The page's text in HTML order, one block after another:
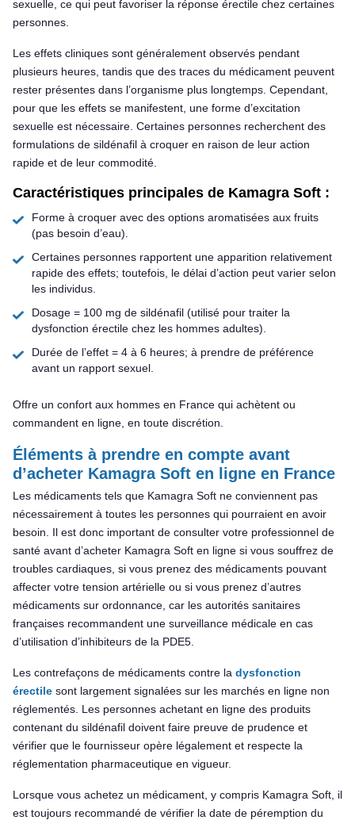
sexuelle, ce qui peut favoriser la réponse érectile chez certaines
personnes.
Les effets cliniques sont généralement observés pendant
plusieurs heures, tandis que des traces du médicament peuvent
rester présentes dans l’organisme plus longtemps. Cependant,
pour que les effets se manifestent, une forme d’excitation
sexuelle est nécessaire. Certaines personnes recherchent des
formulations de sildénafil à croquer en raison de leur action
rapide et de leur commodité.
Caractéristiques principales de Kamagra Soft :
Forme à croquer avec des options aromatisées aux fruits
(pas besoin d’eau).
Certaines personnes rapportent une apparition relativement
rapide des effets; toutefois, le délai d’action peut varier selon
les individus.
Dosage = 100 mg de sildénafil (utilisé pour traiter la
dysfonction érectile chez les hommes adultes).
Durée de l’effet = 4 à 6 heures; à prendre de préférence
avant un rapport sexuel.
Offre un confort aux hommes en France qui achètent ou
commandent en ligne, en toute discrétion.
Éléments à prendre en compte avant
d’acheter Kamagra Soft en ligne en France
Les médicaments tels que Kamagra Soft ne conviennent pas
nécessairement à toutes les personnes qui pourraient en avoir
besoin. Il est donc important de consulter votre professionnel de
santé avant d’acheter Kamagra Soft en ligne si vous souffrez de
troubles cardiaques, si vous prenez des médicaments pouvant
affecter votre tension artérielle ou si vous prenez d’autres
médicaments sur ordonnance, car les autorités sanitaires
françaises recommandent une surveillance médicale en cas
d’utilisation d’inhibiteurs de la PDE5.
Les contrefaçons de médicaments contre la dysfonction
érectile sont largement signalées sur les marchés en ligne non
réglementés. Les personnes achetant en ligne des produits
contenant du sildénafil doivent faire preuve de prudence et
vérifier que le fournisseur opère légalement et respecte la
réglementation pharmaceutique en vigueur.
Lorsque vous achetez un médicament, y compris Kamagra Soft, il
est toujours recommandé de vérifier la date de péremption du